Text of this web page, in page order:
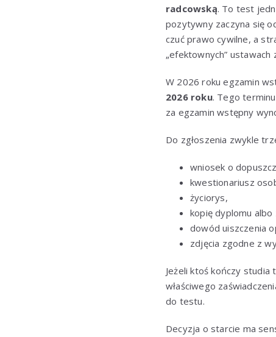
radcowską. To test
pozytywny zaczyna się
czuć prawo cywilne, a
„efektownych” ustawach
W 2026 roku egzamin
2026 roku. Tego
za egzamin wstępny
Do zgłoszenia zwykle
wniosek o
kwestionariusz
życiorys,
kopię dyplomu
dowód uiszczenia
zdjęcia zgodne z
Jeżeli ktoś kończy
właściwego
do testu.
Decyzja o starcie ma